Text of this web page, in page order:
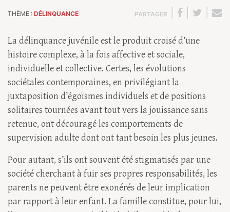
THÈME : DÉLINQUANCE PARTAGER
La délinquance juvénile est le produit croisé d’une
histoire complexe, à la fois affective et sociale,
individuelle et collective. Certes, les évolutions
sociétales contemporaines, en privilégiant la
juxtaposition d’égoïsmes individuels et de positions
solitaires tournées avant tout vers la jouissance sans
retenue, ont découragé les comportements de
supervision adulte dont ont tant besoin les plus jeunes.
Pour autant, s’ils ont souvent été stigmatisés par une
société cherchant à fuir ses propres responsabilités, les
parents ne peuvent être exonérés de leur implication
par rapport à leur enfant. La famille constitue, pour lui,